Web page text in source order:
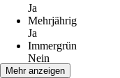
Ja
Mehrjährig
Ja
Immergrün
Nein
Blüte
Mehr anzeigen